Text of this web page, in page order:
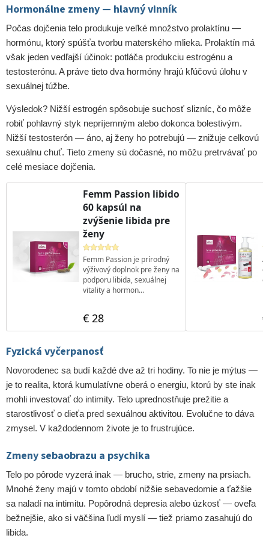
Hormonálne zmeny — hlavný vinník
Počas dojčenia telo produkuje veľké množstvo prolaktínu —
hormónu, ktorý spúšťa tvorbu materského mlieka. Prolaktín má
však jeden vedľajší účinok: potláča produkciu estrogénu a
testosterónu. A práve tieto dva hormóny hrajú kľúčovú úlohu v
sexuálnej túžbe.
Výsledok? Nižší estrogén spôsobuje suchosť slizníc, čo môže
robiť pohlavný styk nepríjemným alebo dokonca bolestivým.
Nižší testosterón — áno, aj ženy ho potrebujú — znižuje celkovú
sexuálnu chuť. Tieto zmeny sú dočasné, no môžu pretrvávať po
celé mesiace dojčenia.
Fyzická vyčerpanosť
Novorodenec sa budí každé dve až tri hodiny. To nie je mýtus —
je to realita, ktorá kumulatívne oberá o energiu, ktorú by ste inak
mohli investovať do intimity. Telo uprednostňuje prežitie a
starostlivosť o dieťa pred sexuálnou aktivitou. Evolučne to dáva
zmysel. V každodennom živote je to frustrujúce.
Zmeny sebaobrazu a psychika
Telo po pôrode vyzerá inak — brucho, strie, zmeny na prsiach.
Mnohé ženy majú v tomto období nižšie sebavedomie a ťažšie
sa naladí na intimitu. Popôrodná depresia alebo úzkosť — oveľa
bežnejšie, ako si väčšina ľudí myslí — tiež priamo zasahujú do
libida.